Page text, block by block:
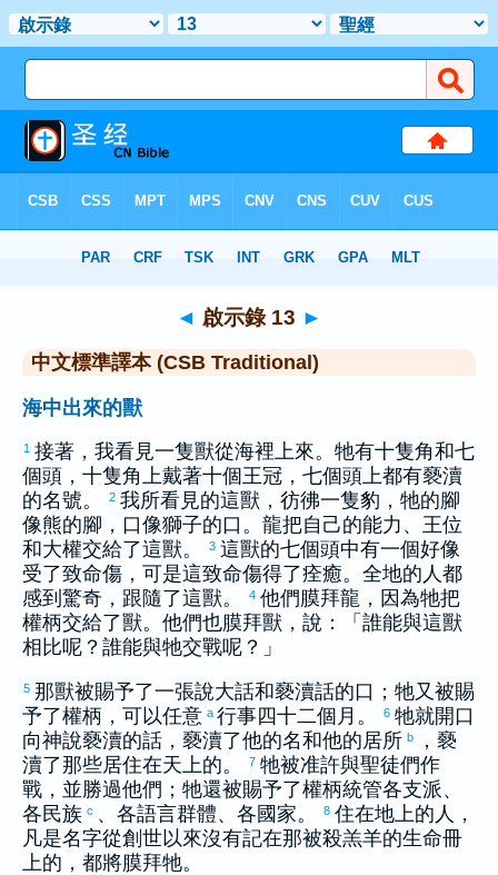
> 啟示錄 13
◄ 啟示錄 13 ►
中文標準譯本 (CSB Traditional)
海中出來的獸
1 接著，我看見一隻獸從海裡上來。牠有十隻角和七
個頭，十隻角上戴著十個王冠，七個頭上都有褻瀆
的名號。
2 我所看見的這獸，彷彿一隻豹，牠的腳
像熊的腳，口像獅子的口。龍把自己的能力、王位
和大權交給了這獸。
3 這獸的七個頭中有一個好像
受了致命傷，可是這致命傷得了痊癒。全地的人都
感到驚奇，跟隨了這獸。
4 他們膜拜龍，因為牠把
權柄交給了獸。他們也膜拜獸，說：「誰能與這獸
相比呢？誰能與牠交戰呢？」
5 那獸被賜予了一張說大話和褻瀆話的口；牠又被賜
予了權柄，可以任意 a 行事四十二個月。 6 牠就開口
向神說褻瀆的話，褻瀆了他的名和他的居所 b
，褻
瀆了那些居住在天上的。
7 牠被准許與聖徒們作
戰，並勝過他們；牠還被賜予了權柄統管各支派、
各民族 c 、各語言群體、各國家。 8 住在地上的人，
凡是名字從創世以來沒有記在那被殺羔羊的生命冊
上的，都將膜拜牠。